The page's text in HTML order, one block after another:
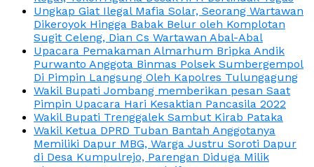
Ungkap Giat Ilegal Mafia Solar, Seorang Wartawan
Dikeroyok Hingga Babak Belur oleh Komplotan
Sugit Celeng, Dian Cs Wartawan Abal-Abal
Upacara Pemakaman Almarhum Bripka Andik
Purwanto Anggota Binmas Polsek Sumbergempol
Di Pimpin Langsung Oleh Kapolres Tulungagung
Wakil Bupati Jombang memberikan pesan Saat
Pimpin Upacara Hari Kesaktian Pancasila 2022
Wakil Bupati Trenggalek Sambut Kirab Pataka
Wakil Ketua DPRD Tuban Bantah Anggotanya
Memiliki Dapur MBG, Warga Justru Soroti Dapur
di Desa Kumpulrejo, Parengan Diduga Milik